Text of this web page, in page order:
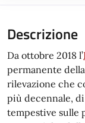
Descrizione
Da ottobre 2018 l’
permanente
rilevazione che
più decennale,
tempestive